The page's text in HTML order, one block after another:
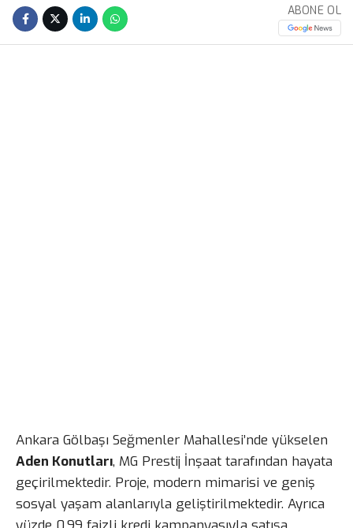
ABONE OL
Ankara Gölbaşı Seğmenler Mahallesi’nde yükselen
Aden Konutları, MG Prestij İnşaat tarafından hayata
geçirilmektedir. Proje, modern mimarisi ve geniş
sosyal yaşam alanlarıyla geliştirilmektedir. Ayrıca